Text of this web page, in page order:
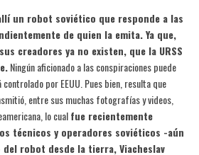
un robot soviético que responde a las
de quien la emita. Ya que,
creadores ya no existen, que la URSS
Ningún aficionado a las conspiraciones puede
por EEUU. Pues bien, resulta que
entre sus muchas fotografías y videos,
lo cualfue recientemente
técnicos y operadores soviéticos -aún
robot desde la tierra, Viacheslav